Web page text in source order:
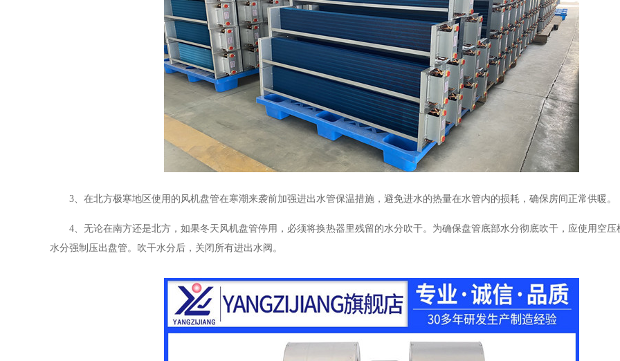
3、在北方极寒地区使用的风机盘管在寒潮来袭前加强进出水管保温措施，避免进水的热量在水管内的损耗，确保房间正常供暖。
4、无论在南方还是北方，如果冬天风机盘管停用，必须将换热器里残留的水分吹干。为确保盘管底部水分彻底吹干，应使用空压
水分强制压出盘管。吹干水分后，关闭所有进出水阀。